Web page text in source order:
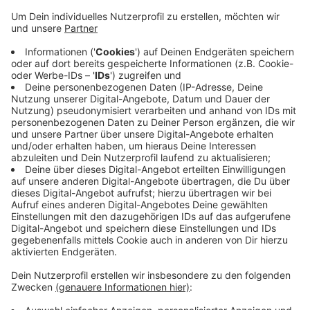
Anzeige
Als die Feuerwehr eintraf, hatten sich alle Mitarbeiter
und Gäste schon ins Freie gerettet. Zwar drang dichter
Rauch aus der Gaststätte - der Restaurant-Betreiber
hatte den Brand aber schon eigenständig mit einem
Feuerlöscher gelöscht. Die Feuerwehr hat noch einmal
nachgelöscht und die Gaststätte entraucht.
Insgesamt waren knapp 30 Feuerwehrleute von
Berufs- und Freiwilliger Feuerwehr im Einsatz.
Anzeige